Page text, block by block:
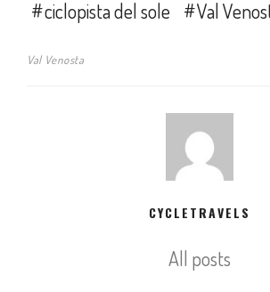
ciclopista del sole Val
Val Venosta
CYCLETRAVELS
All posts